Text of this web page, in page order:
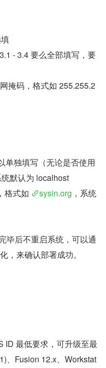
- 3.4 要么全部填写，要
掩码，格式如 255.255.2
单独填写（无论是否使用
默认为 localhost
格式如
sysin.org ，系统
毕后不重启系统，可以通
，来确认部署成功。
ID 最低要求，可升级至最
、Fusion 12.x、Workstat